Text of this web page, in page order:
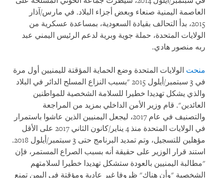
العاصمة اليمنية صنعاء وبعض أجزاء البلاد. في مارس/آذار
2015، بدأ التحالف بقيادة السعودية، بمساعدة عسكرية من
الولايات المتحدة، حملة جوية وبرية لدعم الرئيس اليمني عبد
ربه منصور هادي.
منحت الولايات المتحدة وضع الحماية المؤقتة لليمنيين أول مرة
في 3 سبتمبر/أيلول 2015 "بسبب النزاع المسلح الدائر في البلاد
والذي يشكل تهديدا خطيرا للسلامة الشخصية للمواطنين
العائدين". قام وزير الأمن الداخلي بمزيد من المراجعة
والتصنيف في عام 2017، ليجعل اليمنيين الذين عاشوا باستمرار
في الولايات المتحدة منذ 4 يناير/كانون الثاني 2017 على الأقل
مؤهلين للتسجيل، وتم تمديد البرنامج حتى 3 سبتمبر/أيلول 2018.
استند قرار الوزير على حقيقة أنه بسبب الصراع المستمر، فإن
"مطالبة اليمنيين بالعودة ستشكل تهديدا خطيرا لسلامتهم
الشخصية "وأن هناك" ظروفا غير عادية ومؤقتة في اليمن تمنع